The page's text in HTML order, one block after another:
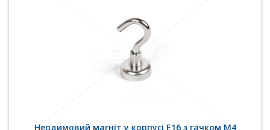
Неодимовий магніт у корпусі E16 з гачком М4